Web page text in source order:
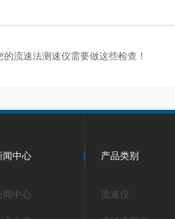
流速法测速仪需要做这些检查！
闻中心
闻中心
产品类别
流速仪